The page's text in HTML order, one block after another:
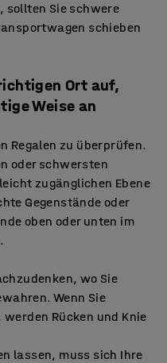
sollten Sie schwere
schieben
Ort auf,
Weise an
Regalen zu überprüfen.
oder schwersten
zugänglichen Ebene
Gegenstände oder
oben oder unten im
wo Sie
Wenn Sie
Rücken und Knie
lassen, muss sich Ihre